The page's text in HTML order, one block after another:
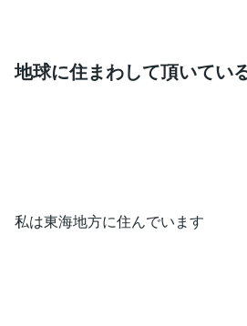
地球に住まわして頂いてい
私は東海地方に住んでいます